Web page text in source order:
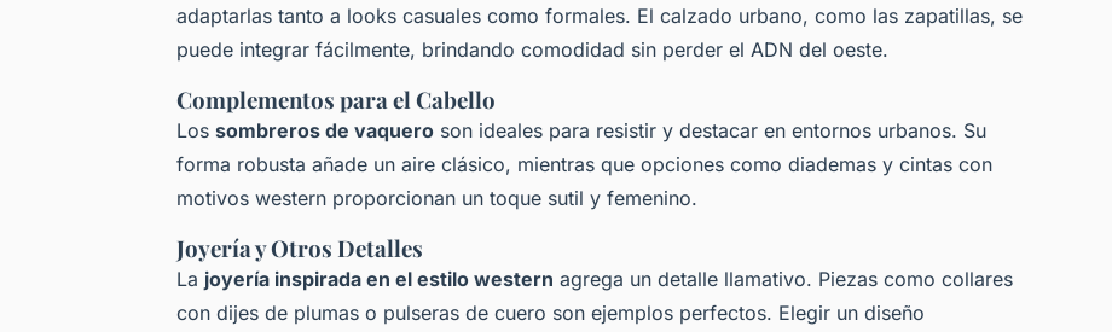
adaptarlas tanto a looks casuales como formales. El calzado urbano, como las zapatillas, se
puede integrar fácilmente, brindando comodidad sin perder el ADN del oeste.
Complementos para el Cabello
Los sombreros de vaquero son ideales para resistir y destacar en entornos urbanos. Su
forma robusta añade un aire clásico, mientras que opciones como diademas y cintas con
motivos western proporcionan un toque sutil y femenino.
Joyería y Otros Detalles
La joyería inspirada en el estilo western agrega un detalle llamativo. Piezas como collares
con dijes de plumas o pulseras de cuero son ejemplos perfectos. Elegir un diseño